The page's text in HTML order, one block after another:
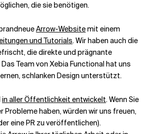
die sie benötigen.
Arrow-Websitemit einem
und Tutorials. Wir haben auch die
die direkte und prägnante
Team von Xebia Functional hat uns
schlanken Design unterstützt.
in aller Öffentlichkeit entwickelt. Wenn Sie
Probleme haben, würden wir uns freuen,
eine PR zu veröffentlichen).